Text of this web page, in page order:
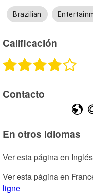
Brazilian
Calificación
Contacto
En otros idiomas
Ver esta página en
Ver esta página en
ligne